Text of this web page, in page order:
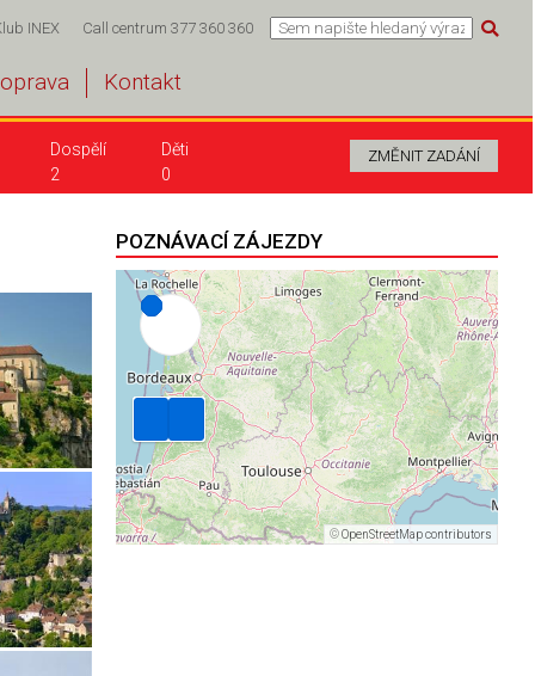
INEX Call centrum 377 360 360
Kontakt
Dospělí
2
Děti
0
POZNÁVACÍ ZÁJEZDY
©OpenStreetMap contributors